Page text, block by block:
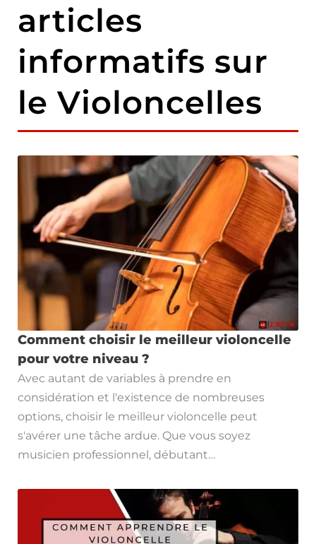
articles
informatifs sur
le Violoncelles
Comment choisir le meilleur violoncelle
pour votre niveau ?
Avec autant de variables à prendre en
considération et l'existence de nombreuses
options, choisir le meilleur violoncelle peut
s'avérer une tâche ardue. Que vous soyez
musicien professionnel, débutant…